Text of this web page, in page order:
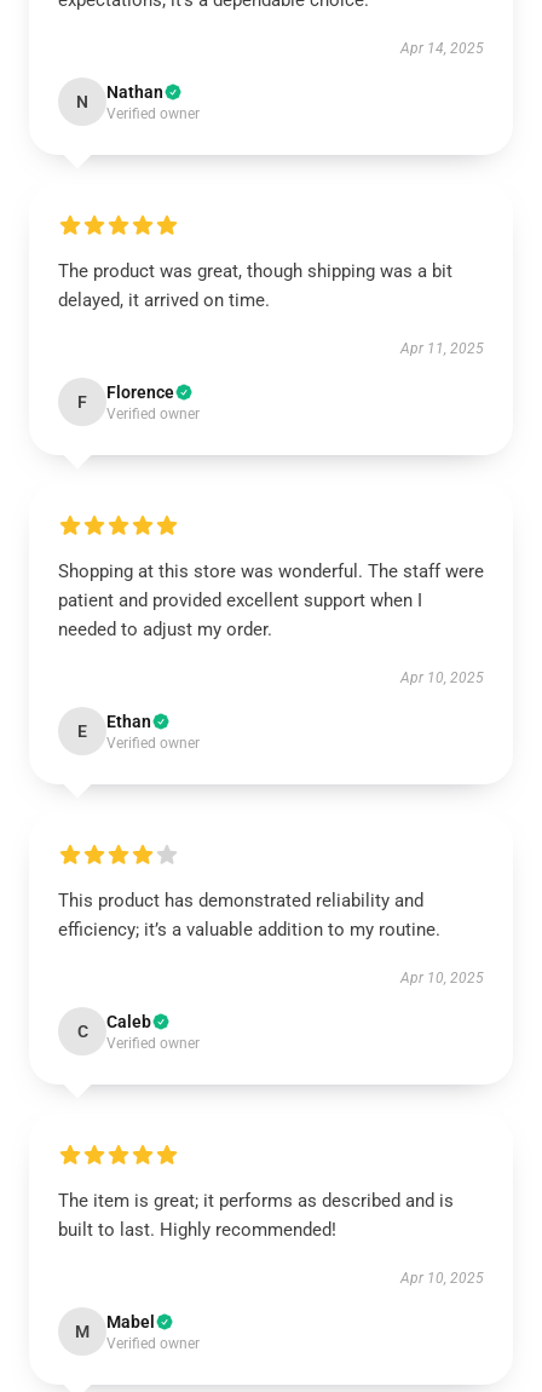
Apr 14, 2025
N Nathan
Verified owner
The product was great, though shipping was a bit
delayed, it arrived on time.
Apr 11, 2025
F Florence
Verified owner
Shopping at this store was wonderful. The staff were
patient and provided excellent support when I
needed to adjust my order.
Apr 10, 2025
E Ethan
Verified owner
This product has demonstrated reliability and
efficiency; it’s a valuable addition to my routine.
Apr 10, 2025
C Caleb
Verified owner
The item is great; it performs as described and is
built to last. Highly recommended!
Apr 10, 2025
M Mabel
Verified owner